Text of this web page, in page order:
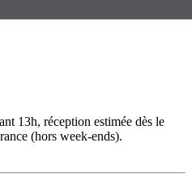
13h, réception estimée dès le
(hors week-ends).